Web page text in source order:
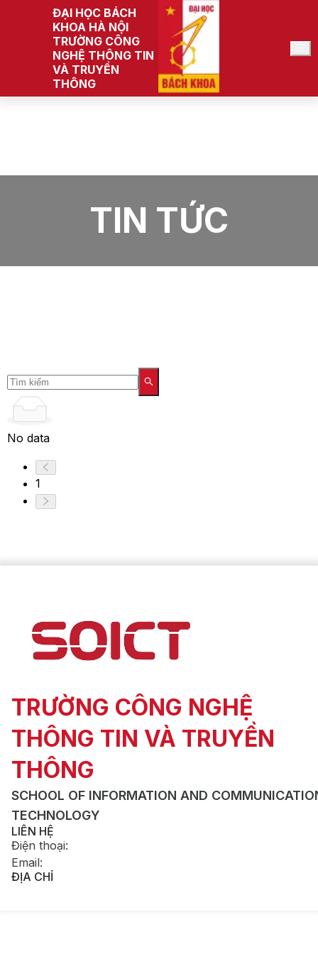
ĐẠI HỌC BÁCH
KHOA HÀ NỘI
TRƯỜNG CÔNG
NGHỆ THÔNG TIN
VÀ TRUYỀN
THÔNG
VI
TIN TỨC
No data
1
TRƯỜNG CÔNG NGHỆ
THÔNG TIN VÀ TRUYỀN
THÔNG
SCHOOL OF INFORMATION AND
TECHNOLOGY
LIÊN HỆ
Điện thoại:
Email:
ĐỊA CHỈ